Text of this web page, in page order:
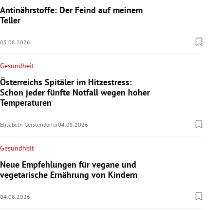
Antinährstoffe: Der Feind auf meinem
Teller
05.08.2026
Gesundheit
Österreichs Spitäler im Hitzestress:
Schon jeder fünfte Notfall wegen hoher
Temperaturen
Elisabeth Gerstendorfer04.08.2026
Gesundheit
Neue Empfehlungen für vegane und
vegetarische Ernährung von Kindern
04.08.2026